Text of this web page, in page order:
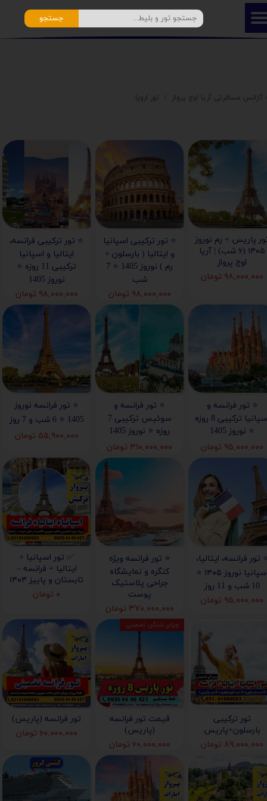
جستجو
آژانس مسافرتی آریا اوج پرواز تور اروپا
پاریس + رم نوروز
۱۴۰۵ (۶ شب) | آریا
اوج پرواز
۹۸,۰۰۰,۰۰۰ تومان
⭐️ تور ترکیبی اسپانیا
و ایتالیا ( بارسلون +
رم ) نوروز 1405 ⭐️ 7
شب
۹۸,۰۰۰,۰۰۰ تومان
⭐️ تور ترکیبی فرانسه،
ایتالیا و اسپانیا
ترکیبی 11 روزه ⭐️
نوروز 1405
۹۸,۰۰۰,۰۰۰ تومان
⭐️ تور فرانسه و
اسپانیا ترکیبی 8 روزه
⭐️ نوروز 1405
۹۵,۰۰۰,۰۰۰ تومان
⭐️ تور فرانسه و
سوئیس ترکیبی 7
روزه ⭐️ نوروز 1405
۳۱۰,۰۰۰,۰۰۰ تومان
⭐️ تور فرانسه نوروز
1405 ⭐️ 6 شب و 7 روز
۵۵,۹۰۰,۰۰۰ تومان
تور فرانسه، ایتالیا،
اسپانیا نوروز ۱۴۰۵ ⭐️
10 شب و 11 روز
۹۵,۰۰۰,۰۰۰ تومان
⭐️ تور فرانسه ویژه
کنگره و نمایشگاه
جراحی پلاستیک
پوست
۳۷۰,۰۰۰,۰۰۰ تومان
✅ تور اسپانیا +
ایتالیا + فرانسه –
تابستان و پاییز ۱۴۰۴
۰ تومان
تور ترکیبی
بارسلون+پاریس
۸۹,۰۰۰,۰۰۰ تومان
قیمت تور فرانسه
(پاریس)
۶۰,۰۰۰,۰۰۰ تومان
ویزای شنگن تضمینی
تور فرانسه (پاریس)
۶۰,۰۰۰,۰۰۰ تومان